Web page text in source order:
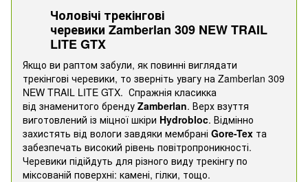
Чоловічі трекінгові
черевики Zamberlan 309 NEW TRAIL
LITE GTX
Якщо ви раптом забули, як повинні виглядати
трекінгові черевики, то зверніть увагу на Zamberlan 309
NEW TRAIL LITE GTX. Спражнія класикка
від знаменитого бренду Zamberlan. Верх взуття
виготовлений із міцної шкіри Hydrobloc. Відмінно
захистять від вологи завдяки мембрані Gore-Tex та
забезпечать високий рівень повітропроникності.
Черевики підійдуть для різного виду трекінгу по
міксованій поверхні: камені, гілки, тощо.